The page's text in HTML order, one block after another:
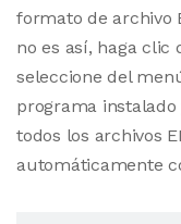
formato de archivo
no es así, haga clic
seleccione del
programa
todos los archivos
automáticamente